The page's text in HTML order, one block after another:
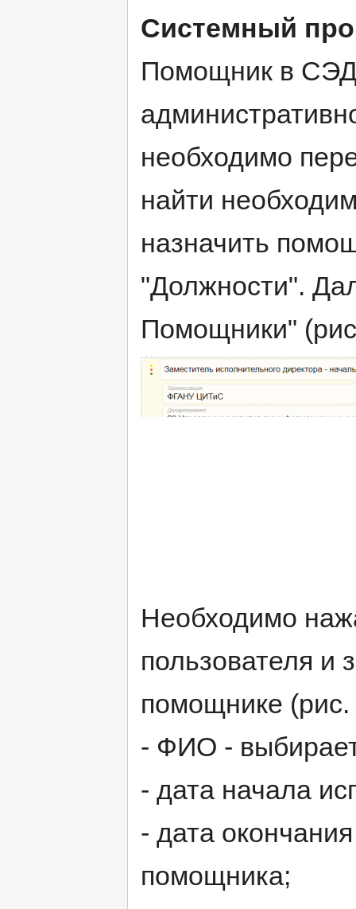
Системный
Помощник в СЭД
необходимо
найти
назначить
"Должности".
Помощники"
Необходимо
пользователя и
помощнике (рис.
- ФИО -
- дата начала
- дата
помощника;